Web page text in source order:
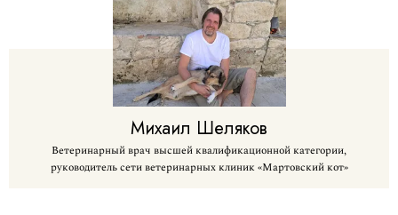
Михаил Шеляков
Ветеринарный врач высшей квалификационной категории,
руководитель сети ветеринарных клиник «Мартовский кот»